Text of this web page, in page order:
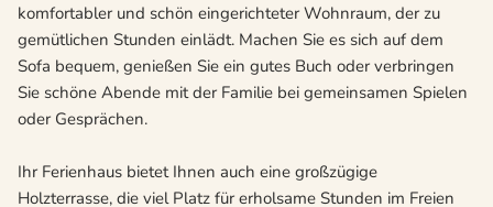
komfortabler und schön eingerichteter Wohnraum, der zu
gemütlichen Stunden einlädt. Machen Sie es sich auf dem
Sofa bequem, genießen Sie ein gutes Buch oder verbringen
Sie schöne Abende mit der Familie bei gemeinsamen Spielen
oder Gesprächen.
Ihr Ferienhaus bietet Ihnen auch eine großzügige
Holzterrasse, die viel Platz für erholsame Stunden im Freien